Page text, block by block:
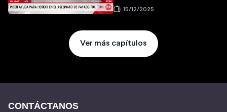
15/12/2025
Ver más capítulos
CONTÁCTANOS